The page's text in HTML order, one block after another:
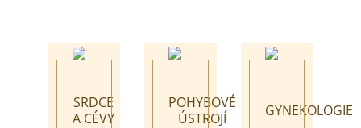
SRDCE
A CÉVY
POHYBOVÉ
ÚSTROJÍ
GYNEKOLOGIE